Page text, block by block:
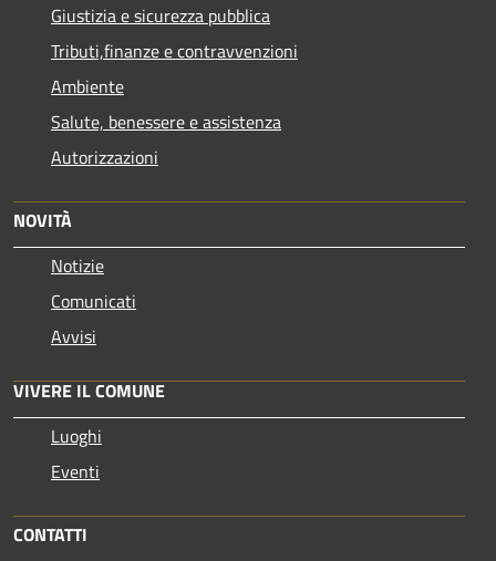
Giustizia e sicurezza pubblica
Tributi,finanze e contravvenzioni
Ambiente
Salute, benessere e assistenza
Autorizzazioni
NOVITÀ
Notizie
Comunicati
Avvisi
VIVERE IL COMUNE
Luoghi
Eventi
CONTATTI